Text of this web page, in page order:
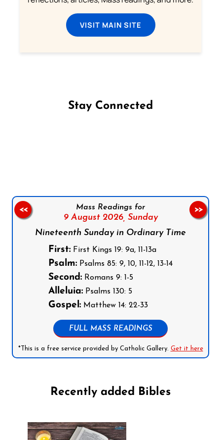
VISIT MAIN SITE
Stay Connected
Mass Readings for
9 August 2026, Sunday
Nineteenth Sunday in Ordinary Time
First: First Kings 19: 9a, 11-13a
Psalm: Psalms 85: 9, 10, 11-12, 13-14
Second: Romans 9: 1-5
Alleluia: Psalms 130: 5
Gospel: Matthew 14: 22-33
FULL MASS READINGS
*This is a free service provided by Catholic Gallery. Get it here
<< >>
Recently added Bibles